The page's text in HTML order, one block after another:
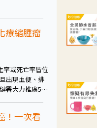
療縮腫瘤
率或死亡率皆位
出現血便、排
署大力推廣50-
！一次看